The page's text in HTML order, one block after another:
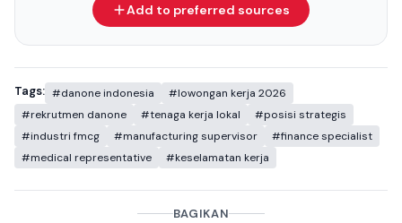
Add to preferred sources
Tags: #danone indonesia
#lowongan kerja 2026
#rekrutmen danone
#tenaga kerja lokal
#posisi strategis
#industri fmcg
#manufacturing supervisor
#finance specialist
#medical representative
#keselamatan kerja
BAGIKAN